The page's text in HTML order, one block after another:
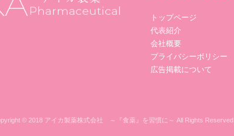
トップページ
代表紹介
会社概要
プライバシーポリシー
広告掲載について
© 2018 アイカ製薬株式会社 ～『食薬』を習慣に～ All Rights Reserved.